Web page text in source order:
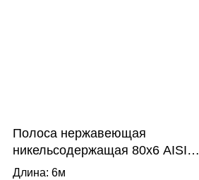
Полоса нержавеющая
никельсодержащая 80х6 AISI
304 (08Х18Н10)
Длина: 6м